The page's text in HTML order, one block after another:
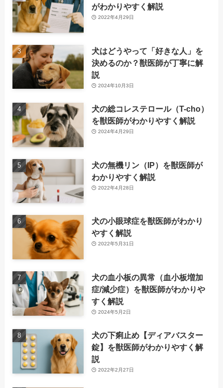
がわかりやすく解説
2022年4月29日
犬はどうやって「好きな人」を
決めるのか？獣医師が丁寧に解
説
2024年10月3日
犬の総コレステロール（T-cho）
を獣医師がわかりやすく解説
2024年4月29日
犬の無機リン（IP）を獣医師が
わかりやすく解説
2022年4月28日
犬の小眼球症を獣医師がわかり
やすく解説
2022年5月31日
犬の血小板の異常（血小板増加
症/減少症）を獣医師がわかりや
すく解説
2024年5月2日
犬の下痢止め【ディアバスター
錠】を獣医師がわかりやすく解
説
2022年2月27日